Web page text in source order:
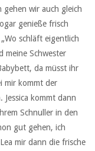
gehen wir auch gleich
genieße frisch
schläft eigentlich
meine Schwester
da müsst ihr
mir kommt der
kommt dann
Schnuller in den
gut gehen, ich
mir dann die frische